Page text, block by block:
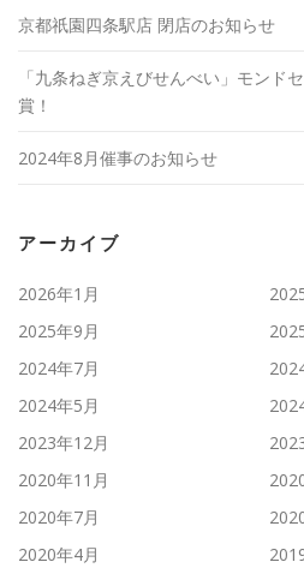
京都祇園四条駅店 閉店のお知らせ
「九条ねぎ京えびせんべい」モンド
賞！
2024年8月催事のお知らせ
アーカイブ
2026年1月
2025年9月
2024年7月
2024年5月
2023年12月
2020年11月
2020年7月
2020年4月